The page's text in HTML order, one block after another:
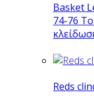
Basket
74-76
Reds